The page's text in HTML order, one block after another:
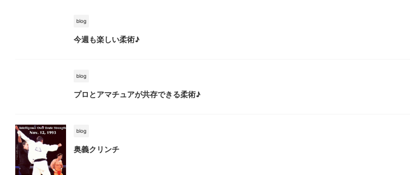
blog
今週も楽しい柔術♪
blog
プロとアマチュアが共存できる柔術♪
blog
奥義クリンチ